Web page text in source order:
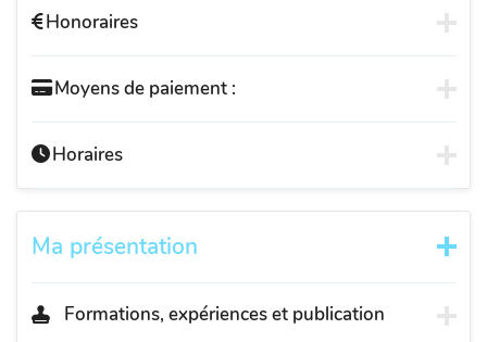
Honoraires
Moyens de paiement :
Horaires
Ma présentation
Formations, expériences et publication